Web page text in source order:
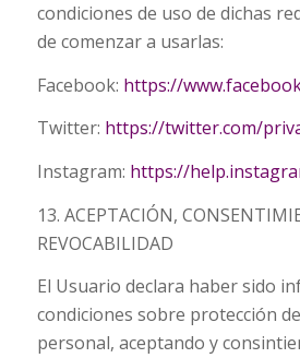
condiciones de uso de dichas
de comenzar a usarlas:
Facebook: https://
Twitter: https://twitter.com/
Instagram: https://
13. ACEPTACIÓN,
REVOCABILIDAD
El Usuario declara haber sido
condiciones sobre protección
personal, aceptando y